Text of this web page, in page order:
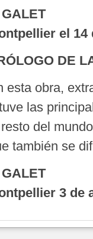
GALET
el 14
DE
esta obra,
las
del
también se
GALET
3 de